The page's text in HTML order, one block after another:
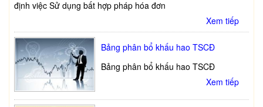
định việc Sử dụng bất hợp pháp hóa đơn
Xem tiếp
Bảng phân bổ khấu hao TSCĐ
Bảng phân bổ khấu hao TSCĐ
Xem tiếp